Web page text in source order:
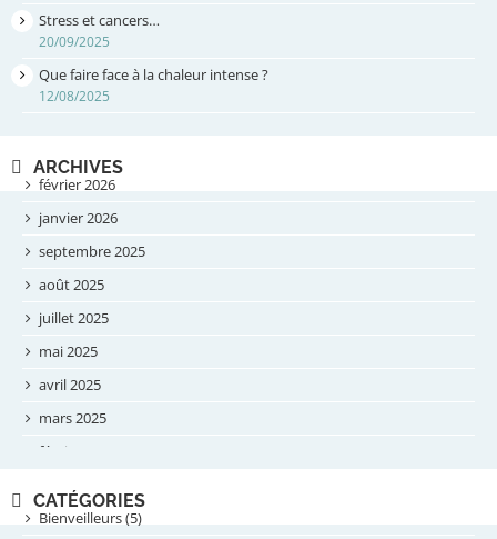
Stress et cancers…
20/09/2025
Que faire face à la chaleur intense ?
12/08/2025
ARCHIVES
février 2026
janvier 2026
septembre 2025
août 2025
juillet 2025
mai 2025
avril 2025
mars 2025
février 2025
septembre 2024
CATÉGORIES
Bienveilleurs (5)